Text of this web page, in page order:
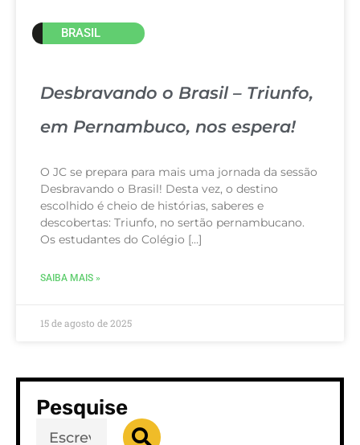
BRASIL
Desbravando o Brasil – Triunfo,
em Pernambuco, nos espera!
O JC se prepara para mais uma jornada da sessão
Desbravando o Brasil! Desta vez, o destino
escolhido é cheio de histórias, saberes e
descobertas: Triunfo, no sertão pernambucano.
Os estudantes do Colégio […]
SAIBA MAIS »
15 de agosto de 2025
Pesquise